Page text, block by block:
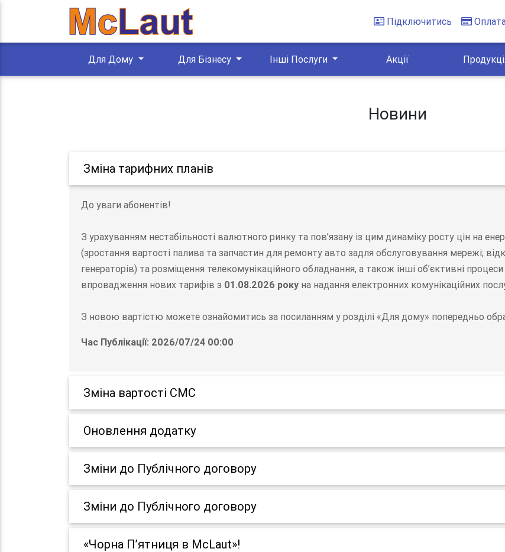
Підключитись
Для Дому Для Бізнесу Інші Послуги Акції
Новини
Зміна тарифних планів
До уваги абонентів!
З урахуванням нестабільності валютного ринку та пов’язану із цим динаміку росту цін на
(зростання вартості палива та запчастин для ремонту авто задля обслуговування мережі;
генераторів) та розміщення телекомунікаційного обладнання, а також інші об’єктивні
впровадження нових тарифів з 01.08.2026 року на надання електронних комунікаційних
З новою вартістю можете ознайомитись за посиланням у розділі «Для дому» попередньо
Час Публікації: 2026/07/24 00:00
Зміна вартості СМС
Оновлення додатку
Зміни до Публічного договору
Зміни до Публічного договору
«Чорна П’ятниця в McLaut»!